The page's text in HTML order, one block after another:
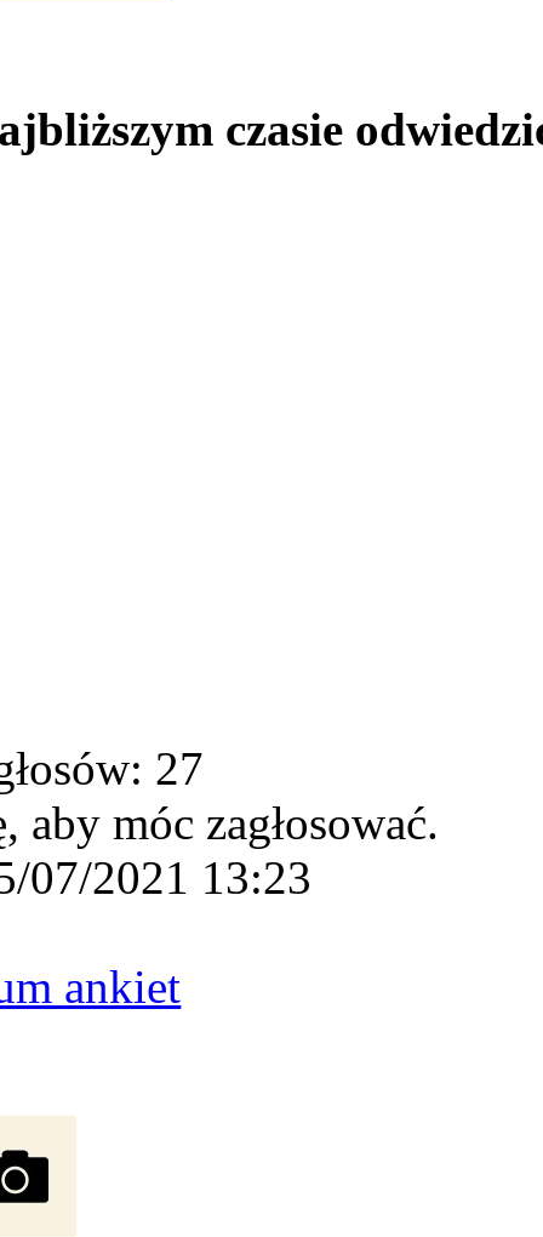
czasie
27
aby móc zagłosować.
07/2021 13:23
ankiet